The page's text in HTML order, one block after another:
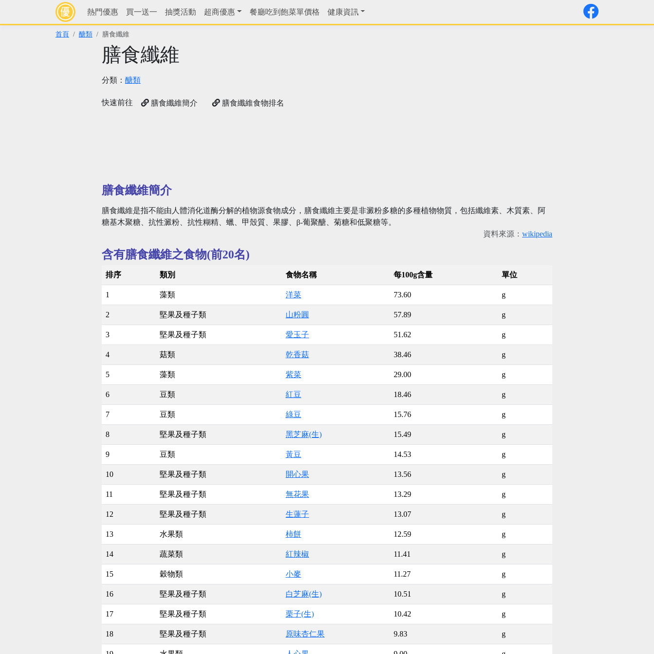
熱門優惠 買一送一 抽獎活動 超商優惠 餐廳吃到飽菜單價格 健康資訊
首頁 醣類 膳食纖維
膳食纖維
分類： 醣類
快速前往 膳食纖維簡介 膳食纖維食物排名
膳食纖維簡介
膳食纖維是指不能由人體消化道酶分解的植物源食物成分，膳食纖維主要是非澱粉多糖的多種植物物質，包括纖維素、木質素、阿
糖基木聚糖、抗性澱粉、抗性糊精、蠟、甲殼質、果膠、β-葡聚醣、菊糖和低聚糖等。
資料來源： wikipedia
含有膳食纖維之食物(前20名)
排序 類別 食物名稱 每100g含量 單位
1 藻類 洋菜 73.60 g
2 堅果及種子類 山粉圓 57.89 g
3 堅果及種子類 愛玉子 51.62 g
4 菇類 乾香菇 38.46 g
5 藻類 紫菜 29.00 g
6 豆類 紅豆 18.46 g
7 豆類 綠豆 15.76 g
8 堅果及種子類 黑芝麻(生) 15.49 g
9 豆類 黃豆 14.53 g
10 堅果及種子類 開心果 13.56 g
11 堅果及種子類 無花果 13.29 g
12 堅果及種子類 生蓮子 13.07 g
13 水果類 柿餅 12.59 g
14 蔬菜類 紅辣椒 11.41 g
15 穀物類 小麥 11.27 g
16 堅果及種子類 白芝麻(生) 10.51 g
17 堅果及種子類 栗子(生) 10.42 g
18 堅果及種子類 原味杏仁果 9.83 g